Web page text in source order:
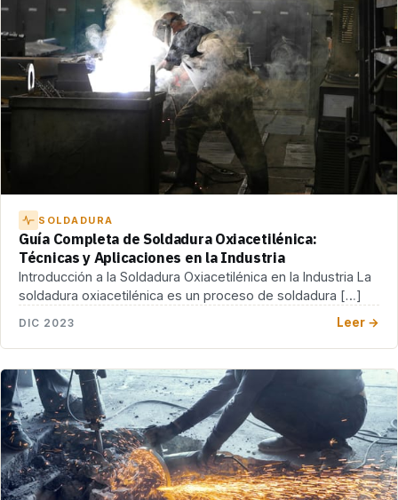
SOLDADURA
Guía Completa de Soldadura Oxiacetilénica:
Técnicas y Aplicaciones en la Industria
Introducción a la Soldadura Oxiacetilénica en la Industria La
soldadura oxiacetilénica es un proceso de soldadura […]
DIC 2023 Leer →